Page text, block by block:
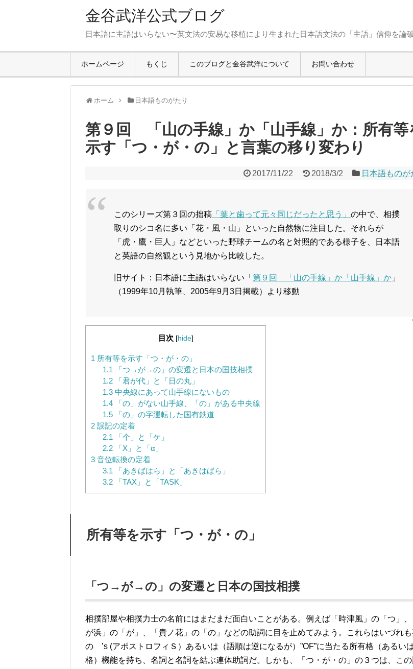
金谷武洋公式ブログ
日本語に主語はいらない〜英文法の安易な移植により生まれた日本語文法の「主語」信仰を論
ホームページ もくじ このブログと金谷武洋について お問い合わせ
ホーム 日本語ものがたり
第９回 「山の手線」か「山手線」か：所有等
示す「つ・が・の」と言葉の移り変わり
2017/11/22 2018/3/2 日本語ものが
このシリーズ第３回の拙稿 「葉と歯って元々同じだったと思う」 の中で、相撲
取りのシコ名に多い「花・風・山」といった自然物に注目した。それらが
「虎・鷹・巨人」などといった野球チームの名と対照的である様子を、日本語
と英語の自然観という見地から比較した。
旧サイト：日本語に主語はいらない「 第９回 「山の手線」か「山手線」か 」
（1999年10月執筆、2005年9月3日掲載）より移動
目次 [hide]
1 所有等を示す「つ・が・の」
1.1 「つ→が→の」の変遷と日本の国技相撲
1.2「君が代」と「日の丸」
1.3中央線にあって山手線にないもの
1.4「の」がない山手線、「の」がある中央線
1.5「の」の字運転した国有鉄道
2 誤記の定着
2.1 「个」と「ケ」
2.2「X」と「α」
3 音位転換の定着
3.1 「あきばはら」と「あきはばら」
3.2「TAX」と「TASK」
所有等を示す「つ・が・の」
「つ→が→の」の変遷と日本の国技相撲
相撲部屋や相撲力士の名前にはまだまだ面白いことがある。例えば「時津風」の「つ」
が浜」の「が」、「貴ノ花」の「の」などの助詞に目を止めてみよう。これらはいづれ
の ’s (アポストロフィＳ）あるいは（語順は逆になるが）”OF”に当たる所有格（あるい
格）機能を持ち、名詞と名詞を結ぶ連体助詞だ。しかも、「つ・が・の」の３つは、こ